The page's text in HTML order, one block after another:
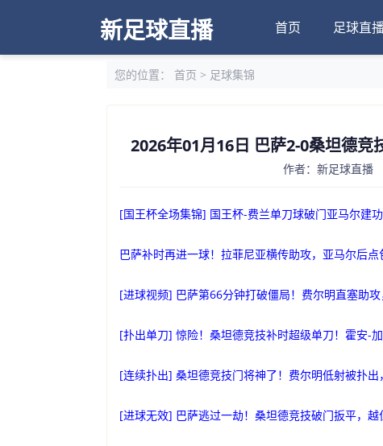
新足球直播 首页 足球直
您的位置： 首页 > 足球集锦
2026年01月16日 巴萨2-0桑坦德
作者：新足球直
[国王杯全场集锦] 国王杯-费兰单刀球破门亚马尔建
巴萨补时再进一球！拉菲尼亚横传助攻，亚马尔后点
[进球视频] 巴萨第66分钟打破僵局！费尔明直塞助攻
[扑出单刀] 惊险！桑坦德竞技补时超级单刀！霍安-加
[连续扑出] 桑坦德竞技门将神了！费尔明低射被扑出
[进球无效] 巴萨逃过一劫！桑坦德竞技破门扳平，越